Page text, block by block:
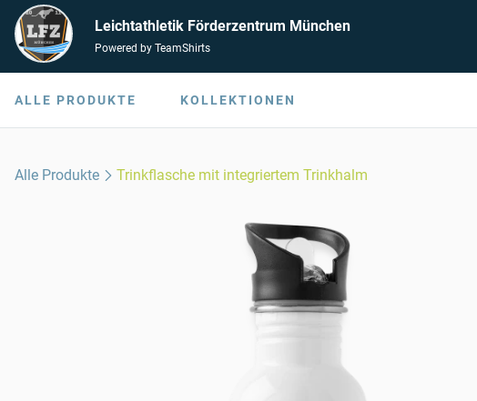
Leichtathletik Förderzentrum München
Powered by TeamShirts
ALLE PRODUKTE KOLLEKTIONEN
Alle Produkte Trinkflasche mit integriertem Trinkhalm